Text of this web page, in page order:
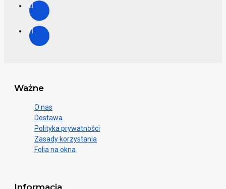
Ważne
O nas
Dostawa
Polityka prywatności
Zasady korzystania
Folia na okna
Informacja